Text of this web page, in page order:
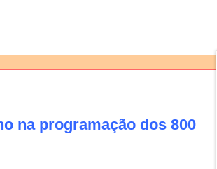
na programação dos 800